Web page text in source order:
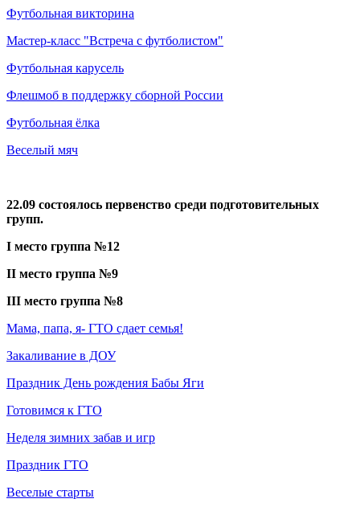
Футбольная викторина
Мастер-класс "Встреча с футболистом"
Футбольная карусель
Флешмоб в поддержку сборной России
Футбольная ёлка
Веселый мяч
22.09 состоялось первенство среди подготовительных
групп.
I место группа №12
II место группа №9
III место группа №8
Мама, папа, я- ГТО сдает семья!
Закаливание в ДОУ
Праздник День рождения Бабы Яги
Готовимся к ГТО
Неделя зимних забав и игр
Праздник ГТО
Веселые старты